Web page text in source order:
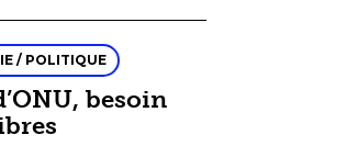
/ POLITIQUE
besoin